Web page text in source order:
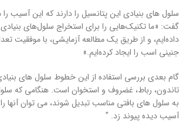
سلول های بنیادی این پتانسیل را دارند که این آسیب
گفت: «ما تکنیک‌هایی را برای استخراج سلول‌های
داده‌ایم، و از طریق یک مطالعه آزمایشی، با موفقیت
جنینی اسب را ایجاد کرده‌ایم.»
گام بعدی بررسی استفاده از این خطوط سلول های
تاندون، رباط، غضروف و استخوان است. هنگامی که
به سلول های بافتی مناسب تبدیل شوند، می توان آنها
آسیب دیده پیوند زد. ”